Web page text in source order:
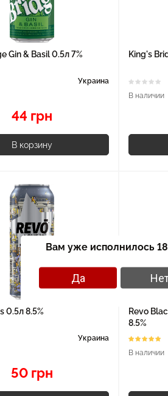
Gin & Basil 0.5л 7%
Украина
44 грн
В корзину
King's
В наличии
0.5л 8.5%
Украина
50 грн
Revo
8.5%
В наличии
Вам уже исполнилось
Да